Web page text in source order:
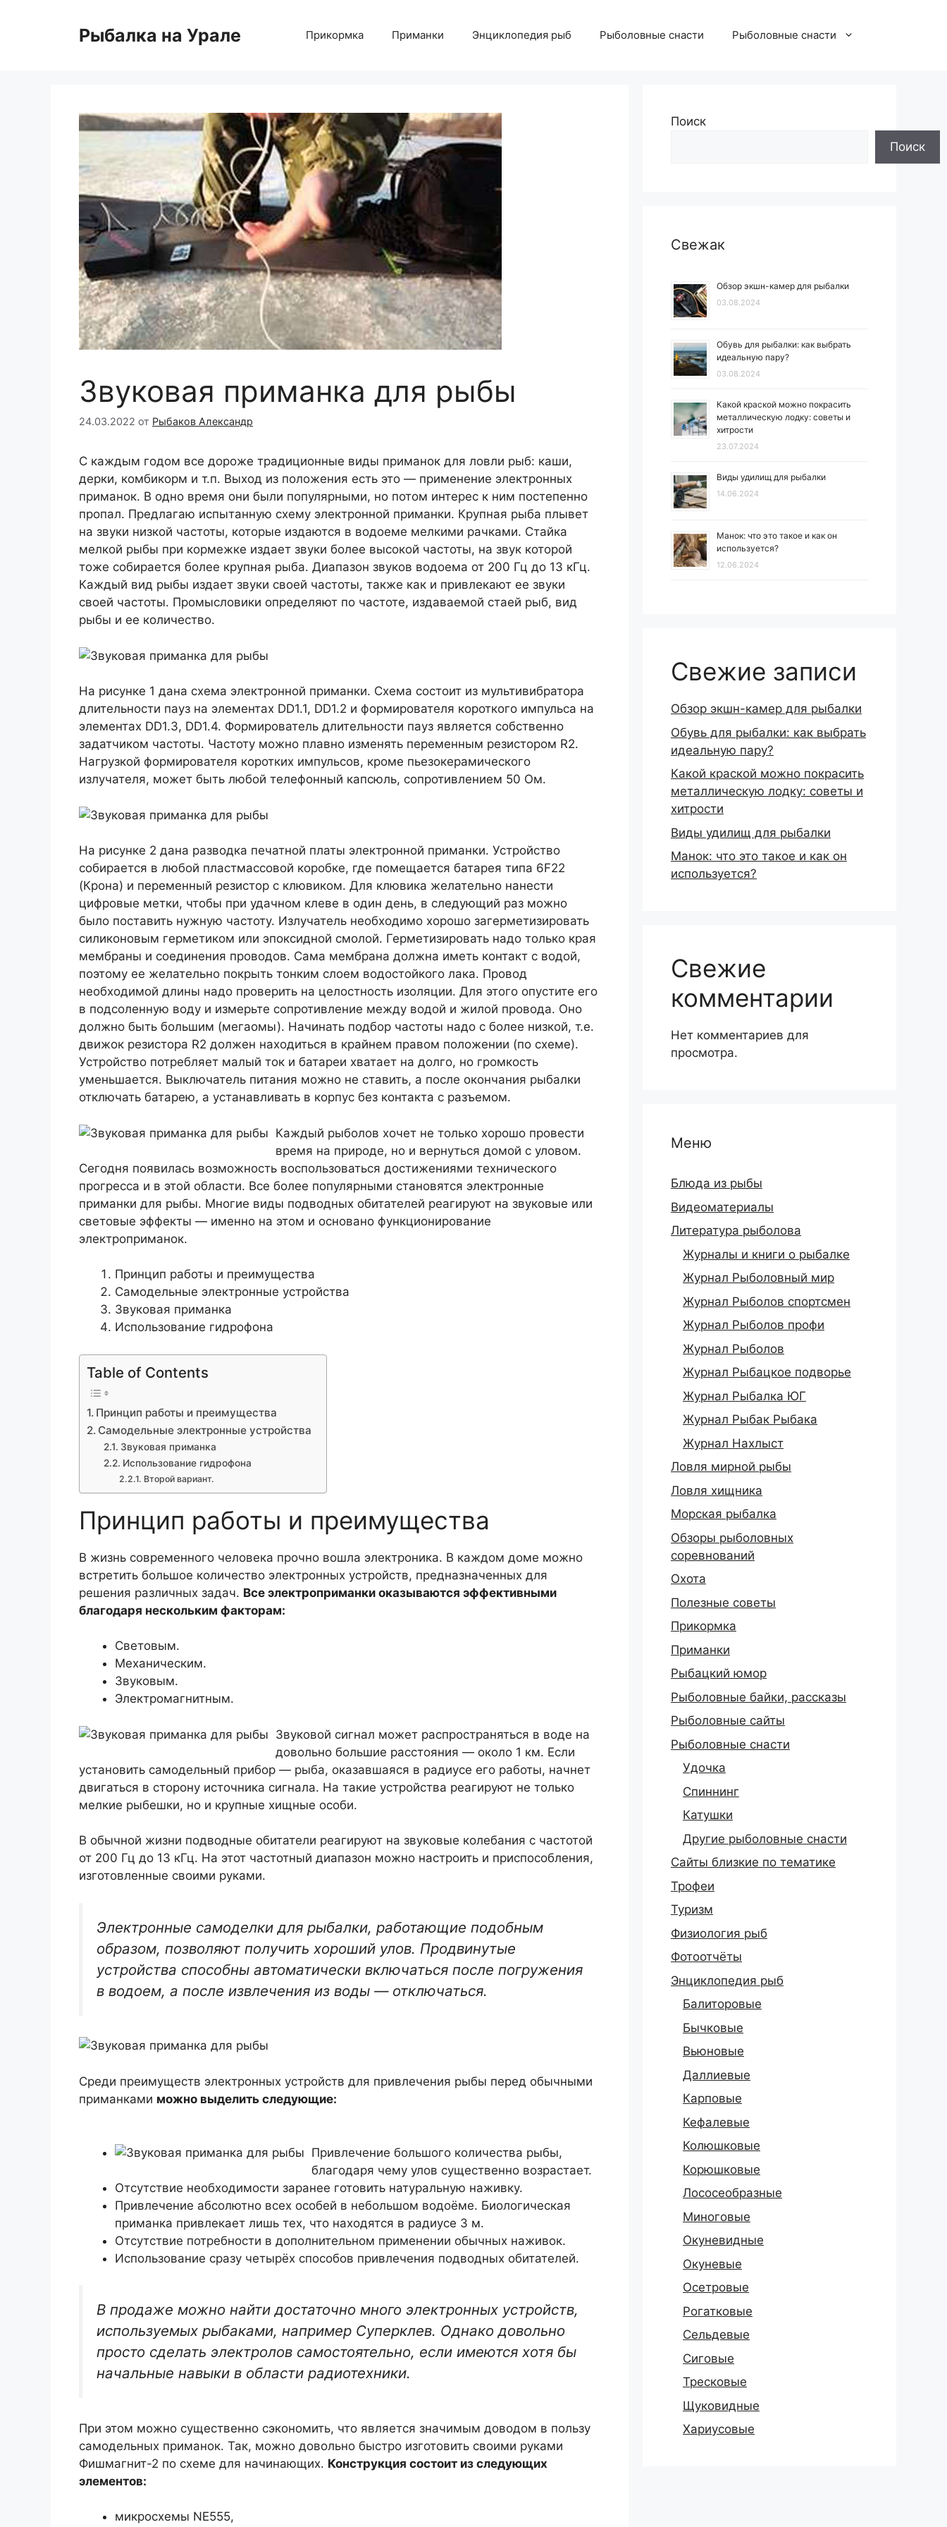
содержимомуРыбалка на Урале Прикормка Приманки Энциклопедия рыб Рыболовные снасти Рыболовные снасти
Звуковая приманка для рыбы
24.03.2022 от Рыбаков Александр
С каждым годом все дороже традиционные виды приманок для ловли рыб: каши,
дерки, комбикорм и т.п. Выход из положения есть это — применение электронных
приманок. В одно время они были популярными, но потом интерес к ним постепенно
пропал. Предлагаю испытанную схему электронной приманки. Крупная рыба плывет
на звуки низкой частоты, которые издаются в водоеме мелкими рачками. Стайка
мелкой рыбы при кормежке издает звуки более высокой частоты, на звук которой
тоже собирается более крупная рыба. Диапазон звуков водоема от 200 Гц до 13 кГц.
Каждый вид рыбы издает звуки своей частоты, также как и привлекают ее звуки
своей частоты. Промысловики определяют по частоте, издаваемой стаей рыб, вид
рыбы и ее количество.
На рисунке 1 дана схема электронной приманки. Схема состоит из мультивибратора
длительности пауз на элементах DD1.1, DD1.2 и формирователя короткого импульса на
элементах DD1.3, DD1.4. Формирователь длительности пауз является собственно
задатчиком частоты. Частоту можно плавно изменять переменным резистором R2.
Нагрузкой формирователя коротких импульсов, кроме пьезокерамического
излучателя, может быть любой телефонный капсюль, сопротивлением 50 Ом.
На рисунке 2 дана разводка печатной платы электронной приманки. Устройство
собирается в любой пластмассовой коробке, где помещается батарея типа 6F22
(Крона) и переменный резистор с клювиком. Для клювика желательно нанести
цифровые метки, чтобы при удачном клеве в один день, в следующий раз можно
было поставить нужную частоту. Излучатель необходимо хорошо загерметизировать
силиконовым герметиком или эпоксидной смолой. Герметизировать надо только края
мембраны и соединения проводов. Сама мембрана должна иметь контакт с водой,
поэтому ее желательно покрыть тонким слоем водостойкого лака. Провод
необходимой длины надо проверить на целостность изоляции. Для этого опустите его
в подсоленную воду и измерьте сопротивление между водой и жилой провода. Оно
должно быть большим (мегаомы). Начинать подбор частоты надо с более низкой, т.е.
движок резистора R2 должен находиться в крайнем правом положении (по схеме).
Устройство потребляет малый ток и батареи хватает на долго, но громкость
уменьшается. Выключатель питания можно не ставить, а после окончания рыбалки
отключать батарею, а устанавливать в корпус без контакта с разъемом.
Каждый рыболов хочет не только хорошо провести
время на природе, но и вернуться домой с уловом.
Сегодня появилась возможность воспользоваться достижениями технического
прогресса и в этой области. Все более популярными становятся электронные
приманки для рыбы. Многие виды подводных обитателей реагируют на звуковые или
световые эффекты — именно на этом и основано функционирование
электроприманок.
Принцип работы и преимущества
Самодельные электронные устройства
Звуковая приманка
Использование гидрофона
Table of Contents
Принцип работы и преимущества
Самодельные электронные устройства
Звуковая приманка
Использование гидрофона
Второй вариант.
Принцип работы и преимущества
В жизнь современного человека прочно вошла электроника. В каждом доме можно
встретить большое количество электронных устройств, предназначенных для
решения различных задач. Все электроприманки оказываются эффективными
благодаря нескольким факторам:
Световым.
Механическим.
Звуковым.
Электромагнитным.
Звуковой сигнал может распространяться в воде на
довольно большие расстояния — около 1 км. Если
установить самодельный прибор — рыба, оказавшаяся в радиусе его работы, начнет
двигаться в сторону источника сигнала. На такие устройства реагируют не только
мелкие рыбешки, но и крупные хищные особи.
В обычной жизни подводные обитатели реагируют на звуковые колебания с частотой
от 200 Гц до 13 кГц. На этот частотный диапазон можно настроить и приспособления,
изготовленные своими руками.
Электронные самоделки для рыбалки, работающие подобным
образом, позволяют получить хороший улов. Продвинутые
устройства способны автоматически включаться после погружения
в водоем, а после извлечения из воды — отключаться.
Среди преимуществ электронных устройств для привлечения рыбы перед обычными
приманками можно выделить следующие:
Привлечение большого количества рыбы,
благодаря чему улов существенно возрастает.
Отсутствие необходимости заранее готовить натуральную наживку.
Привлечение абсолютно всех особей в небольшом водоёме. Биологическая
приманка привлекает лишь тех, что находятся в радиусе 3 м.
Отсутствие потребности в дополнительном применении обычных наживок.
Использование сразу четырёх способов привлечения подводных обитателей.
В продаже можно найти достаточно много электронных устройств,
используемых рыбаками, например Суперклев. Однако довольно
просто сделать электролов самостоятельно, если имеются хотя бы
начальные навыки в области радиотехники.
При этом можно существенно сэкономить, что является значимым доводом в пользу
самодельных приманок. Так, можно довольно быстро изготовить своими руками
Фишмагнит-2 по схеме для начинающих. Конструкция состоит из следующих
элементов:
микросхемы NE555,
Поиск
Поиск
Свежак
Обзор экшн-камер для рыбалки
03.08.2024
Обувь для рыбалки: как выбрать
идеальную пару?
03.08.2024
Какой краской можно покрасить
металлическую лодку: советы и
хитрости
23.07.2024
Виды удилищ для рыбалки
14.06.2024
Манок: что это такое и как он
используется?
12.06.2024
Свежие записи
Обзор экшн-камер для рыбалки
Обувь для рыбалки: как выбрать
идеальную пару?
Какой краской можно покрасить
металлическую лодку: советы и
хитрости
Виды удилищ для рыбалки
Манок: что это такое и как он
используется?
Свежие
комментарии
Нет комментариев для
просмотра.
Меню
Блюда из рыбы
Видеоматериалы
Литература рыболова
Журналы и книги о рыбалке
Журнал Рыболовный мир
Журнал Рыболов спортсмен
Журнал Рыболов профи
Журнал Рыболов
Журнал Рыбацкое подворье
Журнал Рыбалка ЮГ
Журнал Рыбак Рыбака
Журнал Нахлыст
Ловля мирной рыбы
Ловля хищника
Морская рыбалка
Обзоры рыболовных
соревнований
Охота
Полезные советы
Прикормка
Приманки
Рыбацкий юмор
Рыболовные байки, рассказы
Рыболовные сайты
Рыболовные снасти
Удочка
Спиннинг
Катушки
Другие рыболовные снасти
Сайты близкие по тематике
Трофеи
Туризм
Физиология рыб
Фотоотчёты
Энциклопедия рыб
Балиторовые
Бычковые
Вьюновые
Даллиевые
Карповые
Кефалевые
Колюшковые
Корюшковые
Лососеобразные
Миноговые
Окуневидные
Окуневые
Осетровые
Рогатковые
Сельдевые
Сиговые
Тресковые
Щуковидные
Хариусовые